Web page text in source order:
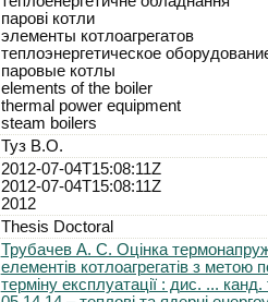
парові котли
элементы котлоагрегатов
теплоэнергетическое
паровые котлы
elements of the boiler
thermal power equipment
steam boilers
Туз В.О.
2012-07-04T15:08:11Z
2012-07-04T15:08:11Z
2012
Thesis Doctoral
Трубачев А. С. Оцінка
елементів котлоагрегатів з метою
терміну експлуатації : дис. ...